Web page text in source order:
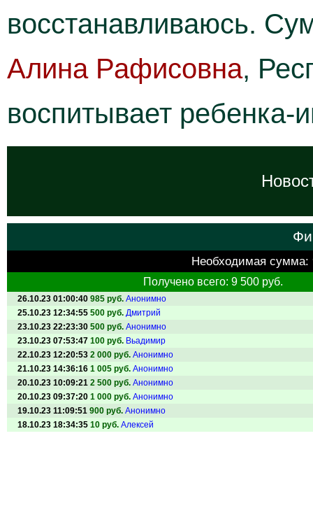
восстанавливаюсь.
Алина Рафисовна,
воспитывает ребенка-
Необходимая сумма:
Получено всего: 9 500 руб.
26.10.23 01:00:40 985 руб. Анонимно
25.10.23 12:34:55 500 руб. Дмитрий
23.10.23 22:23:30 500 руб. Анонимно
23.10.23 07:53:47 100 руб. Вьадимир
22.10.23 12:20:53 2 000 руб. Анонимно
21.10.23 14:36:16 1 005 руб. Анонимно
20.10.23 10:09:21 2 500 руб. Анонимно
20.10.23 09:37:20 1 000 руб. Анонимно
19.10.23 11:09:51 900 руб. Анонимно
18.10.23 18:34:35 10 руб. Алексей